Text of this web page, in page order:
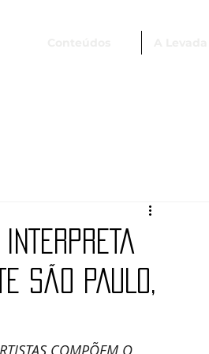
SÃO PAULO,
COMPÕEM O